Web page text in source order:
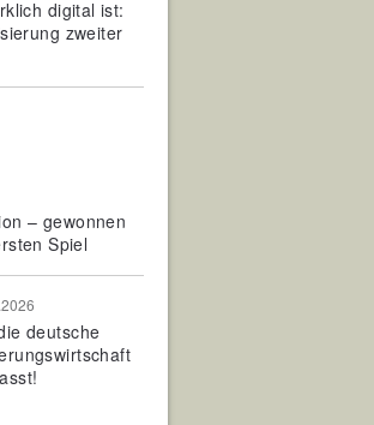
digital ist:
zweiter
– gewonnen
Spiel
deutsche